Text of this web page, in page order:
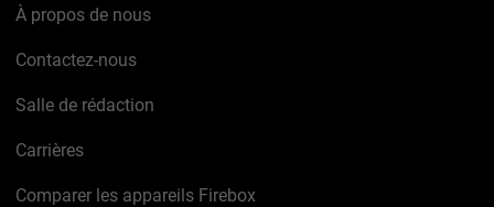
À propos de nous
Contactez-nous
Salle de rédaction
Carrières
Comparer les appareils Firebox